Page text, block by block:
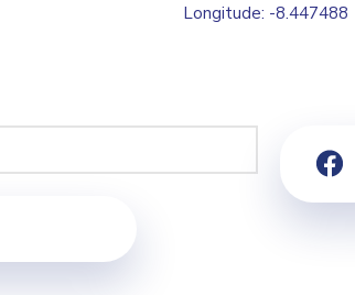
Longitude: -8.447488